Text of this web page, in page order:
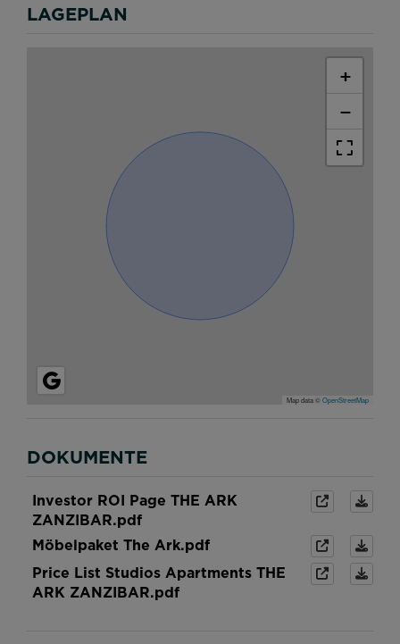
LAGEPLAN
+
−
Map data ©OpenStreetMap
DOKUMENTE
Investor ROI Page THE ARK
ZANZIBAR.pdf
Möbelpaket The Ark.pdf
Price List Studios Apartments THE
ARK ZANZIBAR.pdf